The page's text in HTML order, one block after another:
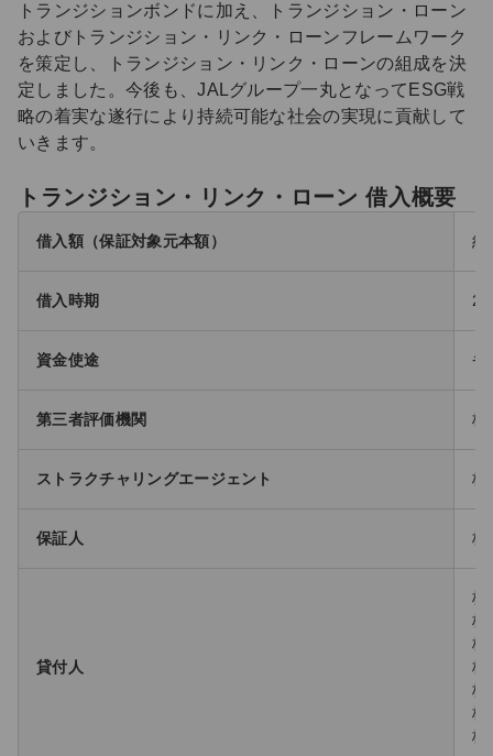
トランジションボンドに加え、トランジション・ローン
およびトランジション・リンク・ローンフレームワーク
を策定し、トランジション・リンク・ローンの組成を決
定しました。今後も、JALグループ一丸となってESG戦
略の着実な遂行により持続可能な社会の実現に貢献して
いきます。
トランジション・リンク・ローン 借入概要
借入額（保証対象元本額） 約
借入時期
資金使途 省
第三者評価機関 株
ストラクチャリングエージェント 株
保証人 株
貸付人
株
株
株
株
株
株
株